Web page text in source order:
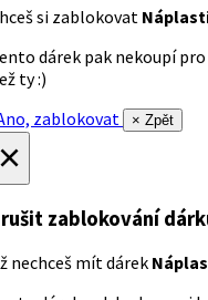
si zablokovat
dárek pak nekoupí pro
ty :)
zablokovat
× Zpět
zablokování
nechceš mít dárek